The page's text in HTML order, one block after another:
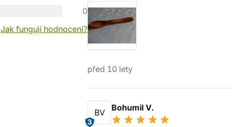
0
Jak fungují hodnocení?
před 10 lety
BV
3
Bohumil V.